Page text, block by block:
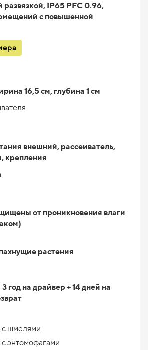
развязкой, IP65 PFC 0.96,
с повышенной
16,5 см, глубина 1 см
внешний, рассеиватель,
крепления
от проникновения влаги
растения
год на драйвер + 14 дней на
шмелями
энтомофагами